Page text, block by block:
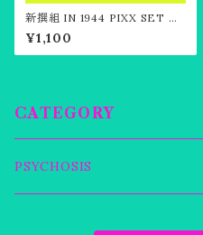
新撰組 IN 1944 PIXX SET O
F"ジョルジュ"／寺園七海
¥1,100
CATEGORY
PSYCHOSIS